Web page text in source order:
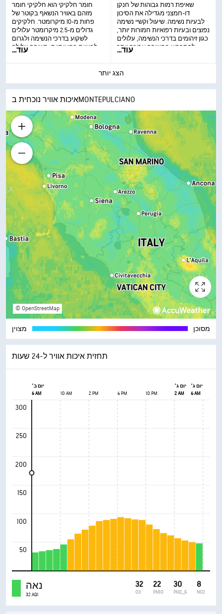
חומר חלקיקי הוא חלקיקי חומר
מזהם באוויר הנשאף בקוטר של
פחות מ-10 מיקרומטר. חלקיקים
גדולים מ-2.5 מיקרומטר עלולים
לשקוע בדרכי הנשימה ולגרום
לבעיות בריאותיות. חשיפה עלולה
או קשיי נשימה, והחמרה באסטמה.
יותר.
...עוד
שאיפת רמות גבוהות של חנקן
דו-חמצני מגדילה את הסיכון
לבעיות נשימה. שיעול וקשיי נשימה
נפוצים ובעיות רפואיות חמורות יותר,
כגון זיהומים בדרכי הנשימה, עלולים
...עוד
הצג יותר
איכות אוויר נוכחית בMONTEPULCIANO
© OpenStreetMap
מצוין מסוכן
תחזית איכות אוויר ל-24 שעות
יום ב׳ יום ג׳
יום ג׳
6 AM
10 AM 2 PM 6 PM 10 PM 2 AM 6 AM
300
250
200
150
100
50
נאה
32 AQI
32
O3
22
PM10
30
PM2_5
8
NO2